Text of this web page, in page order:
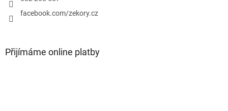
facebook.com/zekory.cz
Přijímáme online platby